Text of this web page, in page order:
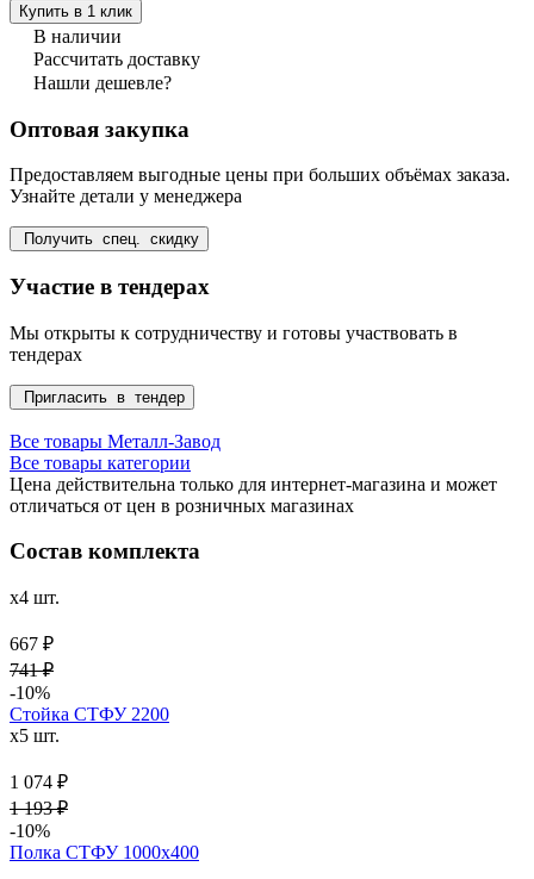
Купить в 1 клик
В наличии
Рассчитать доставку
Нашли дешевле?
Оптовая закупка
Предоставляем выгодные цены при больших объёмах заказа.
Узнайте детали у менеджера
Получить спец. скидку
Участие в тендерах
Мы открыты к сотрудничеству и готовы участвовать в
тендерах
Пригласить в тендер
Все товары Металл-Завод
Все товары категории
Цена действительна только для интернет-магазина и может
отличаться от цен в розничных магазинах
Состав комплекта
x4 шт.
667 ₽
741 ₽
-10%
Стойка СТФУ 2200
x5 шт.
1 074 ₽
1 193 ₽
-10%
Полка СТФУ 1000х400